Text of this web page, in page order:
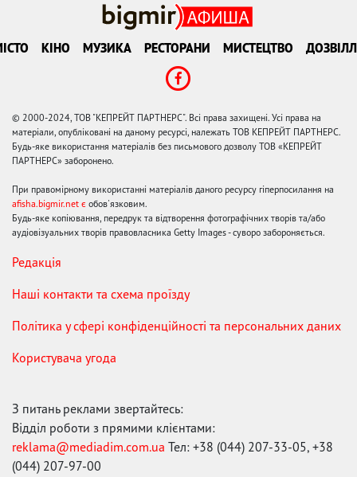
КІНО МУЗИКА РЕСТОРАНИ МИСТЕЦТВО
© 2000-2024, ТОВ "КЕПРЕЙТ ПАРТНЕРС". Всі права захищені. Усі права на
матеріали, опубліковані на даному ресурсі, належать ТОВ КЕПРЕЙТ ПАРТНЕРС.
Будь-яке використання матеріалів без письмового дозволу ТОВ «КЕПРЕЙТ
ПАРТНЕРС» заборонено.
При правомірному використанні матеріалів даного ресурсу гіперпосилання на
afisha.bigmir.net є обов'язковим.
Будь-яке копіювання, передрук та відтворення фотографічних творів та/або
аудіовізуальних творів правовласника Getty Images - суворо забороняється.
Редакція
Наші контакти та схема проїзду
Політика у сфері конфіденційності та персональних даних
Користувача угода
З питань реклами звертайтесь:
Відділ роботи з прямими клієнтами:
reklama@mediadim.com.ua Тел: +38 (044) 207-33-05, +38
(044) 207-97-00